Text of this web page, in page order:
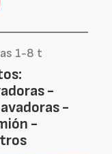
1-8 t
-
-
-